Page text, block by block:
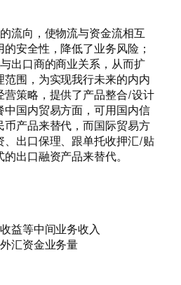
流向，使物流与资金流相互
安全性，降低了业务风险；
出口商的商业关系，从而扩
围，为实现我行未来的内内
营策略，提供了产品整合/设计
国内贸易方面，可用国内信
币产品来替代，而国际贸易方
、出口保理、跟单托收押汇/贴
出口融资产品来替代。
益等中间业务收入
汇资金业务量